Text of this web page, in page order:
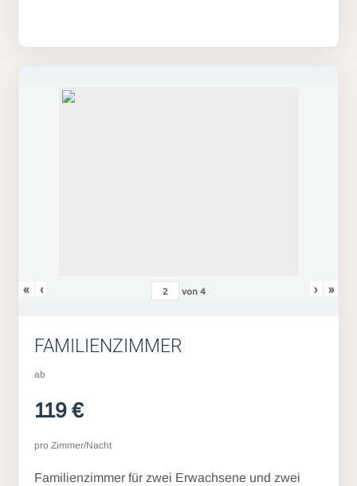
« ‹ von4 › »
FAMILIENZIMMER
ab
119 €
pro Zimmer/Nacht
Familienzimmer für zwei Erwachsene und zwei